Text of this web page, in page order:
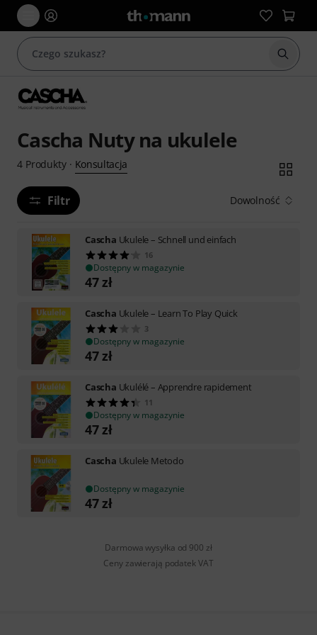
Cascha Nuty na ukulele
4 Produkty· Konsultacja
Filtr Dowolność
Cascha Ukulele – Schnell und einfach
16
Dostępny w magazynie
47zł
Cascha Ukulele – Learn To Play Quick
3
Dostępny w magazynie
47zł
Cascha Ukulélé – Apprendre rapidement
11
Dostępny w magazynie
47zł
Cascha Ukulele Metodo
Dostępny w magazynie
47zł
Darmowa wysyłka od 900 zł
Ceny zawierają podatek VAT